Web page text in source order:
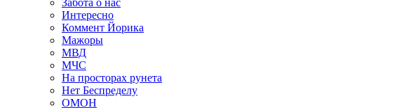
Интересно
Коммент Йорика
Мажоры
МВД
МЧС
На просторах рунета
Нет Беспределу
ОМОН